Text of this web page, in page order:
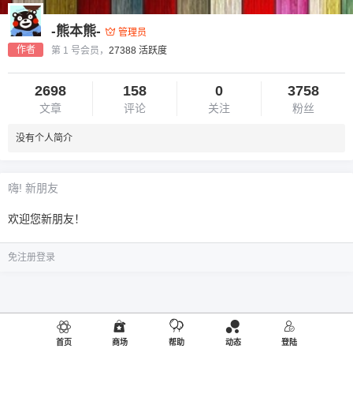
作者
-熊本熊-
管理员
第 1 号会员， 27388 活跃度
2698
文章
158
评论
0
关注
3758
粉丝
没有个人简介
嗨! 新朋友
欢迎您新朋友！
免注册登录
首页 商场 帮助 动态 登陆